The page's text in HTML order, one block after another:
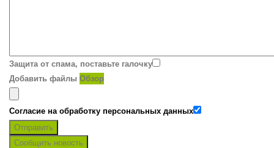
Защита от спама, поставьте галочку
Добавить файлы Обзор
Согласие на обработку персональных данных
Отправить
Сообщить новость